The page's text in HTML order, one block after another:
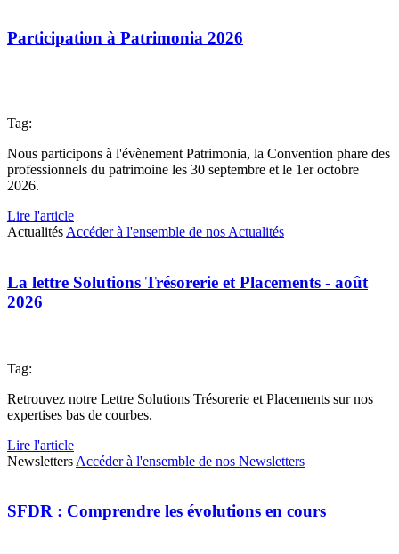
Participation à Patrimonia 2026
Tag:
Nous participons à l'évènement Patrimonia, la Convention phare des
professionnels du patrimoine les 30 septembre et le 1er octobre
2026.
Lire l'article
Actualités Accéder à l'ensemble de nos Actualités
La lettre Solutions Trésorerie et Placements - août
2026
Tag:
Retrouvez notre Lettre Solutions Trésorerie et Placements sur nos
expertises bas de courbes.
Lire l'article
Newsletters Accéder à l'ensemble de nos Newsletters
SFDR : Comprendre les évolutions en cours